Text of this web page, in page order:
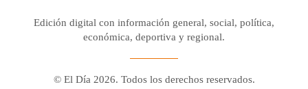
Edición digital con información general, social, política,
económica, deportiva y regional.
© El Día 2026. Todos los derechos reservados.